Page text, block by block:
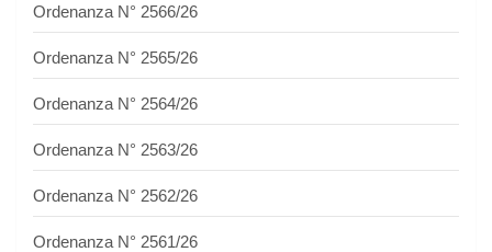
Ordenanza N° 2566/26
Ordenanza N° 2565/26
Ordenanza N° 2564/26
Ordenanza N° 2563/26
Ordenanza N° 2562/26
Ordenanza N° 2561/26